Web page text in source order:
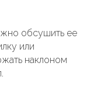
обсушить ее
или
наклоном